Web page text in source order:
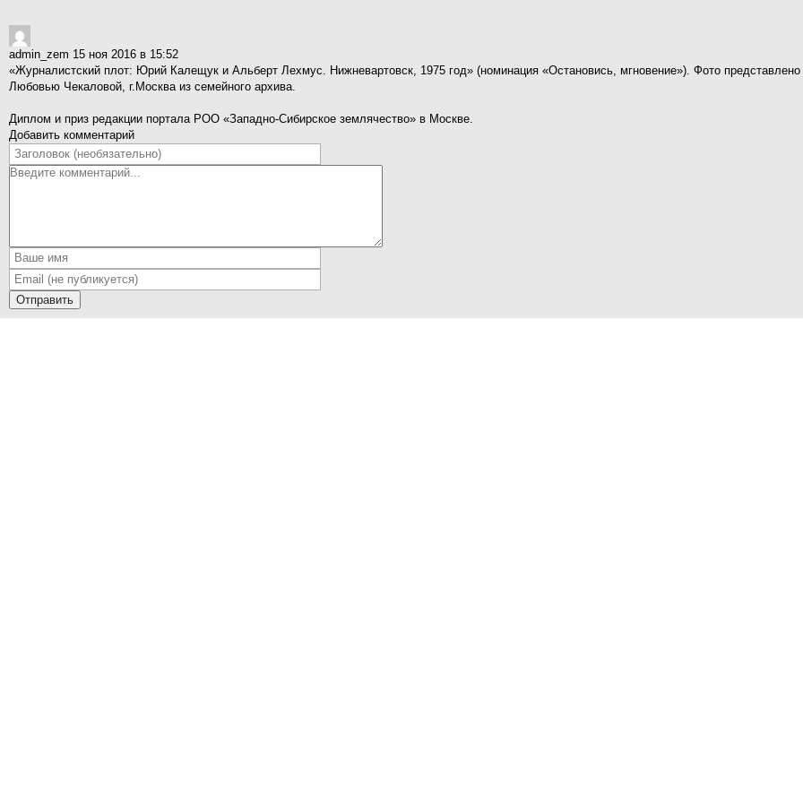
admin_zem 15 ноя 2016 в 15:52
«Журналистский плот: Юрий Калещук и Альберт Лехмус. Нижневартовск, 1975 год» (номинация «Остановись, мгновение»). Фото
Любовью Чекаловой, г.Москва из семейного архива.
Диплом и приз редакции портала РОО «Западно-Сибирское землячество» в Москве.
Добавить комментарий
Отправить